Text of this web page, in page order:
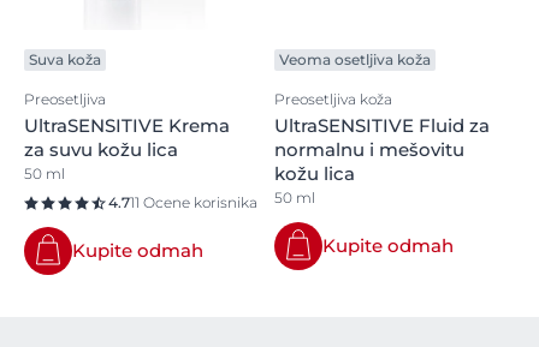
Suva koža
Preosetljiva
UltraSENSITIVE Krema
za suvu kožu lica
50 ml
4.711 Ocene korisnika
Kupite odmah
Veoma osetljiva koža
Preosetljiva koža
UltraSENSITIVE Fluid za
normalnu i mešovitu
kožu lica
50 ml
Kupite odmah